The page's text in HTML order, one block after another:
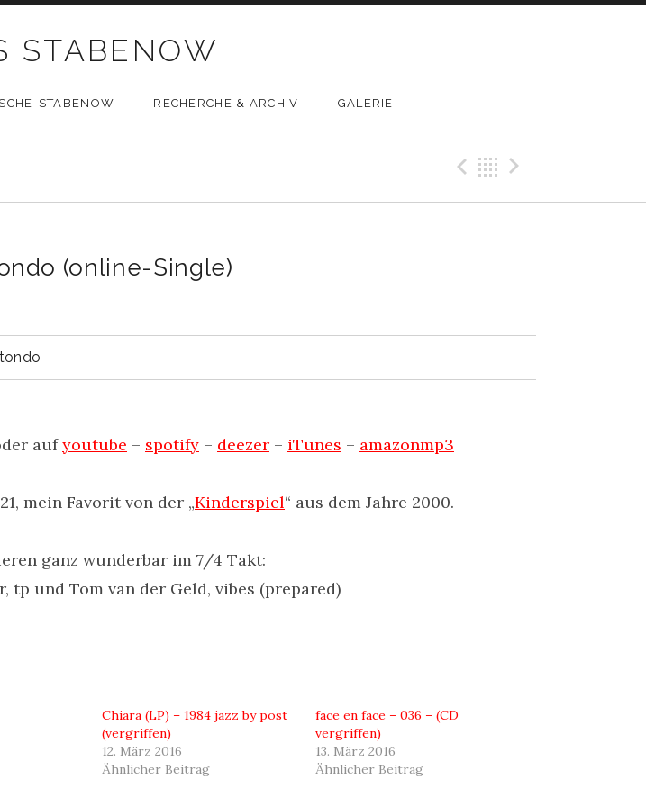
STABENOW
STABENOW RECHERCHE & ARCHIV GALERIE
Previous
Back
(online-Single)
aufyoutube – spotify – deezer – iTunes – amazonmp3
mein Favorit von der „Kinderspiel“ aus dem Jahre 2000.
ganz wunderbar im 7/4 Takt:
tp und Tom van der Geld, vibes (prepared)
Chiara (LP) – 1984 jazz by post
(vergriffen)
12. März 2016
Ähnlicher Beitrag
face en face – 036 – (CD
vergriffen)
13. März 2016
Ähnlicher Beitrag